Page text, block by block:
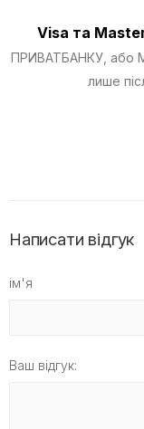
Visa та
ПРИВАТБАНКУ, або
лише
Написати відгук
ім'я
Ваш відгук: